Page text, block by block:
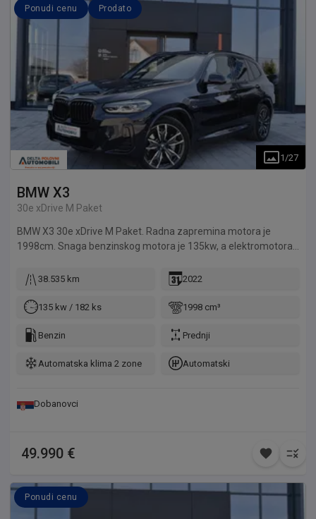
Ponudi cenu Prodato
1 /27
BMW X3
30e xDrive M Paket
BMW X3 30e xDrive M Paket. Radna zapremina motora je
1998cm. Snaga benzinskog motora je 135kw, a elektromotora
Francuskoj, održavano je ovlašćenom BMW dilerstvu.
38.535 km 2022
135 kw / 182 ks 1998 cm³
Benzin Prednji
Automatska klima 2 zone Automatski
Dobanovci
49.990 €
Ponudi cenu